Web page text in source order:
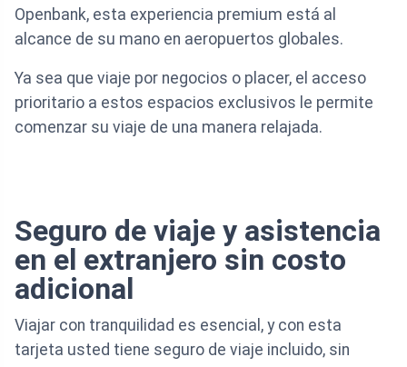
Openbank, esta experiencia premium está al
alcance de su mano en aeropuertos globales.
Ya sea que viaje por negocios o placer, el acceso
prioritario a estos espacios exclusivos le permite
comenzar su viaje de una manera relajada.
Seguro de viaje y asistencia
en el extranjero sin costo
adicional
Viajar con tranquilidad es esencial, y con esta
tarjeta usted tiene seguro de viaje incluido, sin